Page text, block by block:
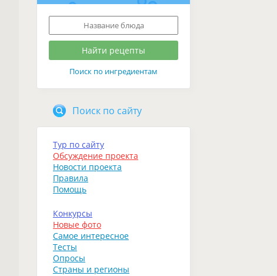
Поиск по ингредиентам
Поиск по сайту
Тур по сайту
Обсуждение проекта
Новости проекта
Правила
Помощь
Конкурсы
Новые фото
Самое интересное
Тесты
Опросы
Страны и регионы